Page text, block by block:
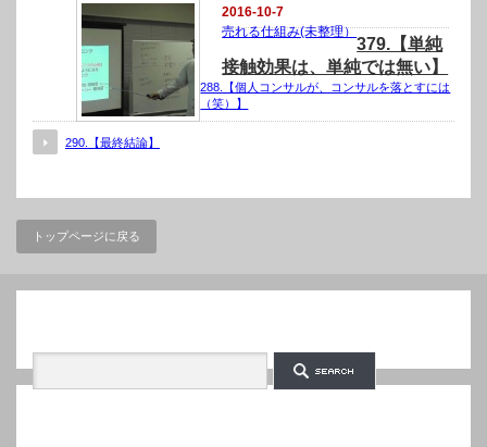
2016-10-7
売れる仕組み(未整理）
379.【単純
接触効果は、単純では無い】
288.【個人コンサルが、コンサルを落とすには
（笑）】
290.【最終結論】
トップページに戻る